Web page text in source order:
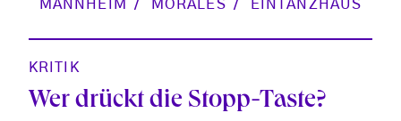
MANNHEIM MORALES EINTANZHAUS
KRITIK
Wer drückt die Stopp-Taste?